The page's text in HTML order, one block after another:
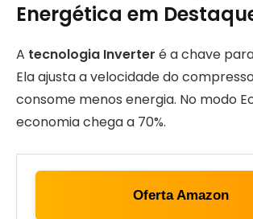
Energética em
A tecnologia Inverter é a chave
Ela ajusta a velocidade do
consome menos energia. No modo
economia chega a 70%.
Oferta Amazon